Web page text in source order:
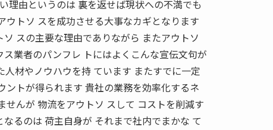
理由というのは 裏を返せば現状への不満でも
トソ スを成功させる大事なカギとなります
スの主要な理由でありながら またアウトソ
業者のパンフレ トにはよくこんな宣伝文句が
材やノウハウを持 ています またすでに一定
トが得られます 貴社の業務を効率化するネ
せんが 物流をアウトソ スして コストを削減す
るのは 荷主自身が それまで社内でまかな て